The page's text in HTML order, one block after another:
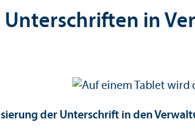
in
der Unterschrift in den